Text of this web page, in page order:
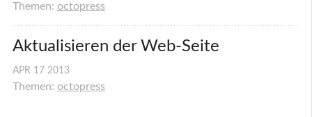
Themen: octopress
Aktualisieren der Web-Seite
APR 17 2013
Themen: octopress